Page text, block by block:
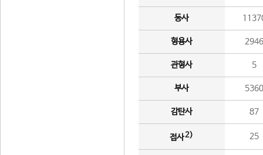
동사
형용사 2946
관형사 5
부사 5360
감탄사 87
접사2) 25